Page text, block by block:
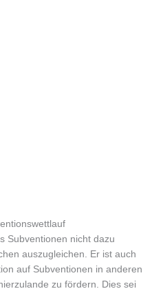
Subventionen nicht dazu
auszugleichen. Er ist auch
auf Subventionen in anderen
zu fördern. Dies sei